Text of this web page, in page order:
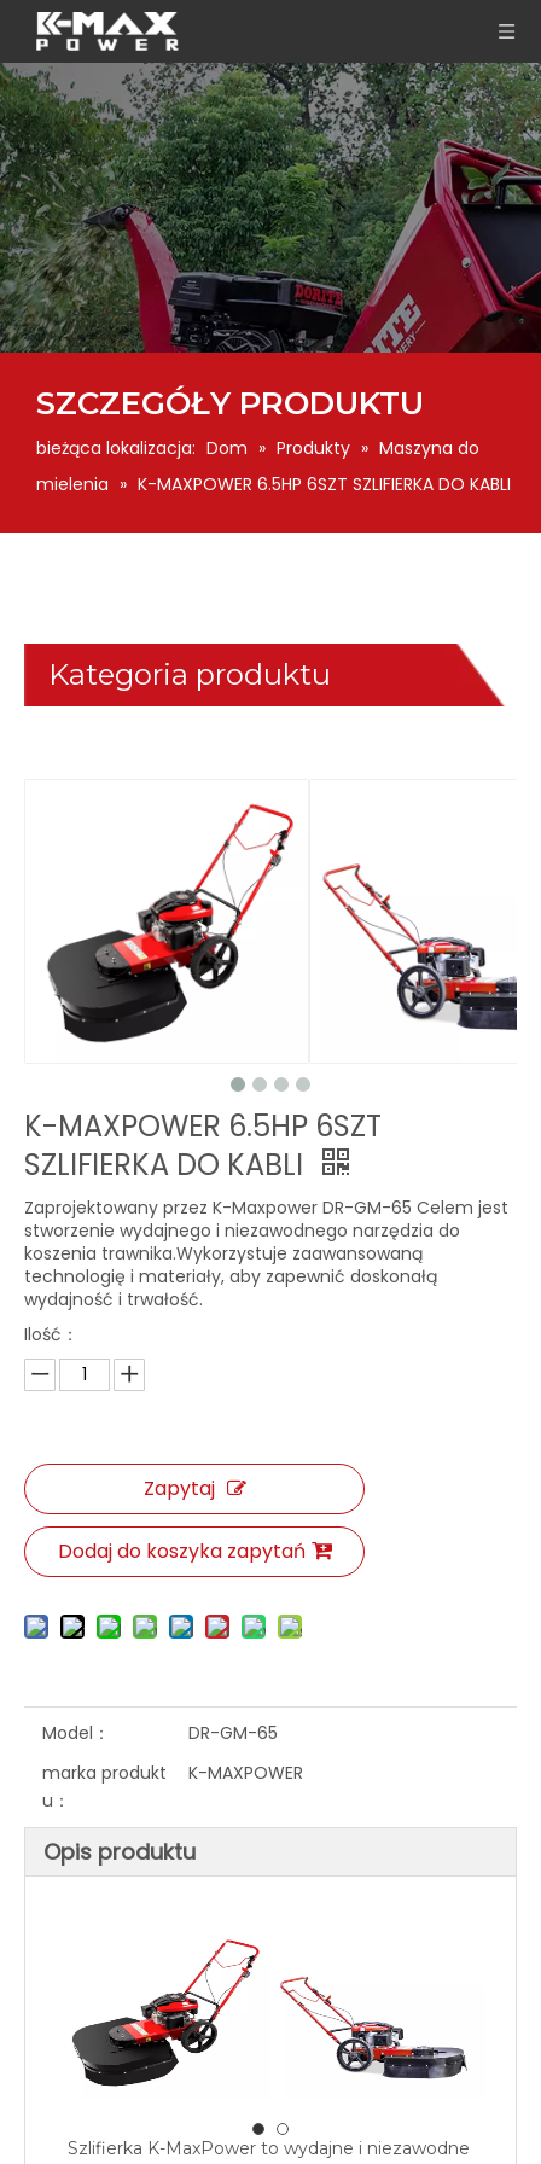
SZCZEGÓŁY PRODUKTU
bieżąca lokalizacja: Dom » Produkty » Maszyna do
mielenia » K-MAXPOWER 6.5HP 6SZT SZLIFIERKA DO KABLI
Kategoria produktu
K-MAXPOWER 6.5HP 6SZT
SZLIFIERKA DO KABLI
Zaprojektowany przez K-Maxpower DR-GM-65 Celem jest
stworzenie wydajnego i niezawodnego narzędzia do
koszenia trawnika.Wykorzystuje zaawansowaną
technologię i materiały, aby zapewnić doskonałą
wydajność i trwałość.
Ilość：
Zapytaj
Dodaj do koszyka zapytań
Model：
DR-GM-65
marka produkt
u：
K-MAXPOWER
Opis produktu
Szlifierka K-MaxPower to wydajne i niezawodne